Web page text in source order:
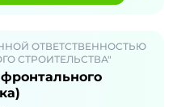
ОТВЕТСТВЕННОСТЬЮ
СТРОИТЕЛЬСТВА"